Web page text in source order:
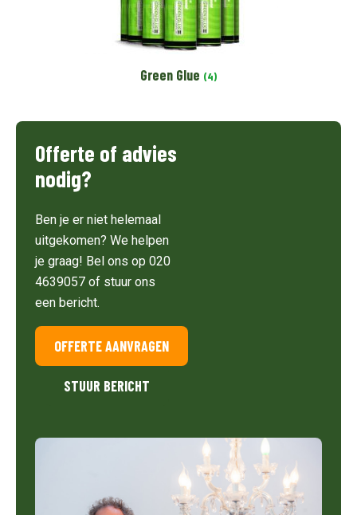
Green Glue (4)
Offerte of advies
nodig?
Ben je er niet helemaal
uitgekomen? We helpen
je graag! Bel ons op 020
4639057 of stuur ons
een bericht.
OFFERTE AANVRAGEN
STUUR BERICHT